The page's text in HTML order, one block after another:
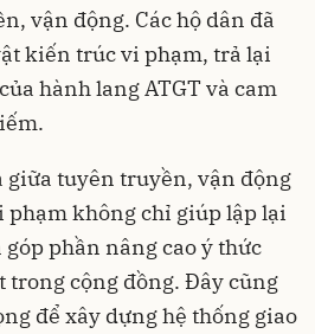
vận động. Các hộ dân đã
kiến trúc vi phạm, trả lại
hành lang ATGT và cam
giữa tuyên truyền, vận động
không chỉ giúp lập lại
phần nâng cao ý thức
trong cộng đồng. Đây cũng
để xây dựng hệ thống giao